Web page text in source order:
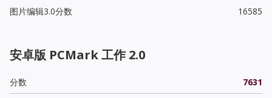
图片编辑3.0分数
16585
安卓版 PCMark 工作 2.0
分数
7631